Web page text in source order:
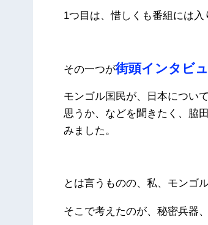
1つ目は、惜しくも番組には入
その一つが街頭インタビ
モンゴル国民が、日本につい
思うか、などを聞きたく、脇
みました。
とは言うものの、私、モンゴ
そこで考えたのが、秘密兵器、